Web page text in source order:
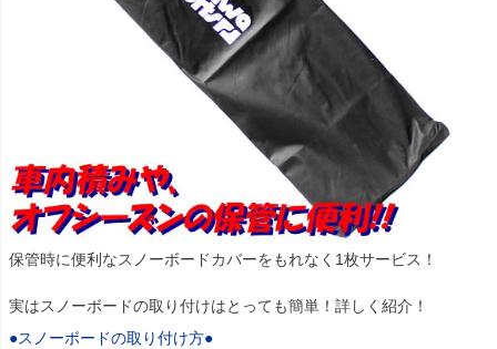
保管時に便利なスノーボードカバーをもれなく1枚サービス！
実はスノーボードの取り付けはとっても簡単！詳しく紹介！
●スノーボードの取り付け方●